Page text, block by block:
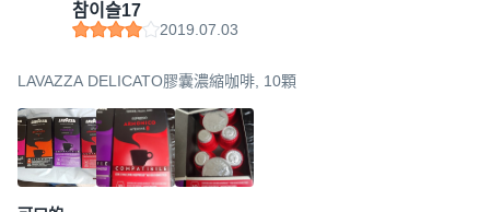
참이슬17
2019.07.03
LAVAZZA DELICATO膠囊濃縮咖啡, 10顆